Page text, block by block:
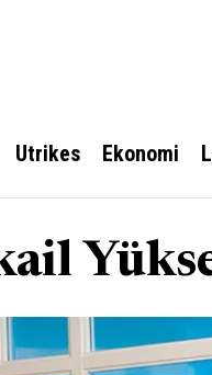
Utrikes Ekonomi